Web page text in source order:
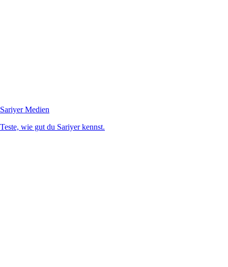
Sariyer Medien
Teste, wie gut du Sariyer kennst.